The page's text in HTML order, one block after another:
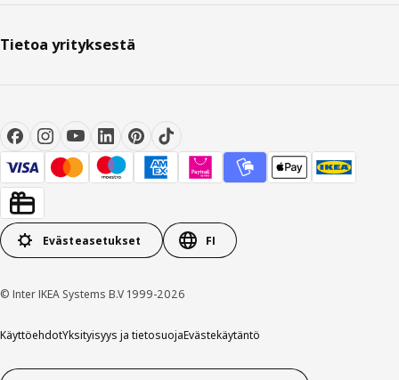
Tietoa yrityksestä
Evästeasetukset FI
© Inter IKEA Systems B.V 1999-2026
KäyttöehdotYksityisyys ja tietosuojaEvästekäytäntö